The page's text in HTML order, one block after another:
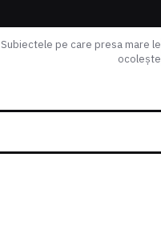
Subiectele pe care presa mare le
ocolește